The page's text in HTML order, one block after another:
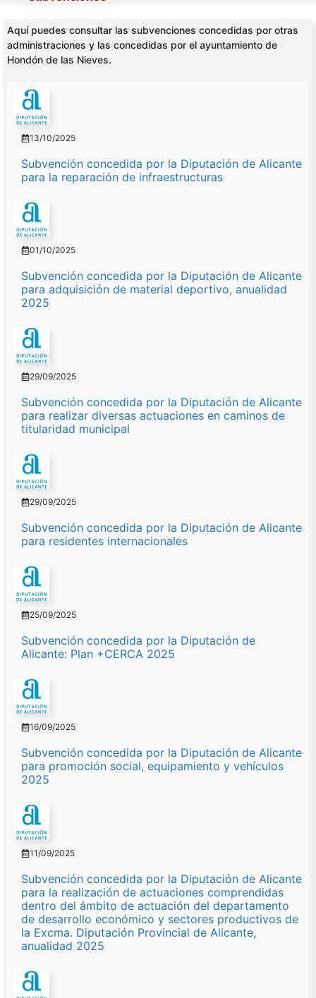
Aquí puedes consultar las subvenciones concedidas por otras
administraciones y las concedidas por el ayuntamiento de
Hondón de las Nieves.
13/10/2025
Subvención concedida por la Diputación de Alicante
para la reparación de infraestructuras
01/10/2025
Subvención concedida por la Diputación de Alicante
para adquisición de material deportivo, anualidad
2025
29/09/2025
Subvención concedida por la Diputación de Alicante
para realizar diversas actuaciones en caminos de
titularidad municipal
29/09/2025
Subvención concedida por la Diputación de Alicante
para residentes internacionales
25/09/2025
Subvención concedida por la Diputación de
Alicante: Plan +CERCA 2025
16/09/2025
Subvención concedida por la Diputación de Alicante
para promoción social, equipamiento y vehículos
2025
11/09/2025
Subvención concedida por la Diputación de Alicante
para la realización de actuaciones comprendidas
dentro del ámbito de actuación del departamento
de desarrollo económico y sectores productivos de
la Excma. Diputación Provincial de Alicante,
anualidad 2025